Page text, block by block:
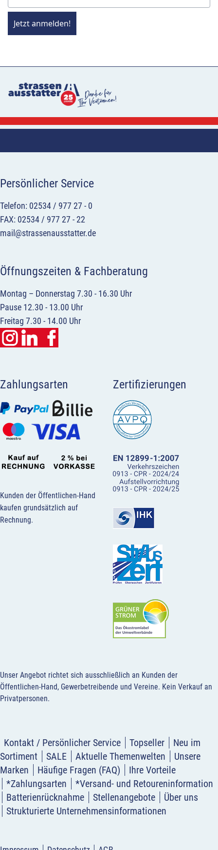
Jetzt anmelden!
Persönlicher Service
Telefon: 02534 / 977 27 - 0
FAX: 02534 / 977 27 - 22
mail@strassenausstatter.de
Öffnungszeiten & Fachberatung
Montag – Donnerstag 7.30 - 16.30 Uhr
Pause 12.30 - 13.00 Uhr
Freitag 7.30 - 14.00 Uhr
Zahlungsarten
Kunden der Öffentlichen-Hand
kaufen grundsätzlich auf
Rechnung.
Zertifizierungen
Unser Angebot richtet sich ausschließlich an Kunden der
Öffentlichen-Hand, Gewerbetreibende und Vereine. Kein Verkauf an
Privatpersonen.
Kontakt / Persönlicher Service Topseller
Neu im
Sortiment
SALE Aktuelle Themenwelten
Unsere
Marken
Häufige Fragen (FAQ)
Ihre Vorteile
*Zahlungsarten
*Versand- und Retoureninformation
Batterienrücknahme
Stellenangebote
Über uns
Strukturierte Unternehmensinformationen